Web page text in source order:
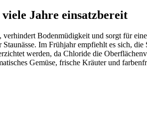
Jahre einsatzbereit
Bodenmüdigkeit und sorgt für
Im Frühjahr empfiehlt es sich,
werden, da Chloride die
Gemüse, frische Kräuter und